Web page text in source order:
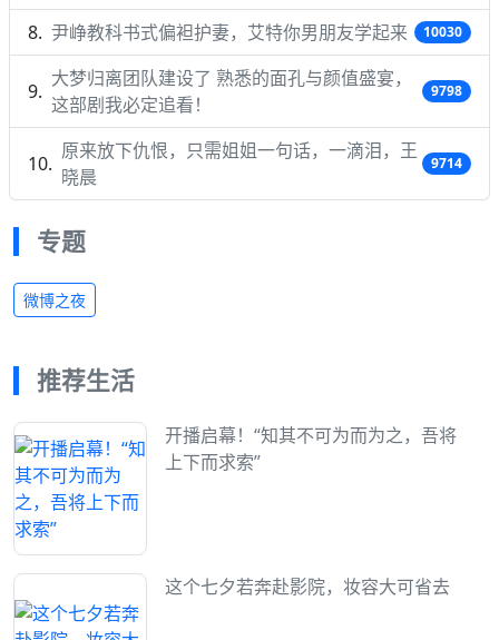
尹峥教科书式偏袒护妻，艾特你男朋友学起来 10030
大梦归离团队建设了 熟悉的面孔与颜值盛宴，
这部剧我必定追看！
9798
原来放下仇恨，只需姐姐一句话，一滴泪，王
晓晨
9714
专题
微博之夜
推荐生活
开播启幕！“知其不可为而为之，吾将
上下而求索”
这个七夕若奔赴影院，妆容大可省去